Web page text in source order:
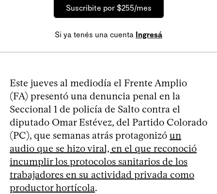
Suscribite por $255/mes
Si ya tenés una cuenta Ingresá
Este jueves al mediodía el Frente Amplio
(FA) presentó una denuncia penal en la
Seccional 1 de policía de Salto contra el
diputado Omar Estévez, del Partido Colorado
(PC), que semanas atrás protagonizó un
audio que se hizo viral, en el que reconoció
incumplir los protocolos sanitarios de los
trabajadores en su actividad privada como
productor hortícola.